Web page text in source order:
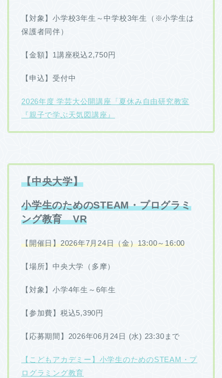
【対象】小学校3年生～中学校3年生（※小学生は
保護者同伴）
【金額】1講座税込2,750円
【申込】受付中
2026年度 学芸大公開講座「夏休み自由研究教室
『親子で学ぶ天気図講座』
【中央大学】
小学生のためのSTEAM・プログラミ
ング教育 VR
【開催日】2026年7月24日（金）13:00～16:00
【場所】中央大学（多摩）
【対象】小学4年生～6年生
【参加費】税込5,390円
【応募期間】2026年06月24日 (水) 23:30まで
【こどもアカデミー】小学生のためのSTEAM・プ
ログラミング教育